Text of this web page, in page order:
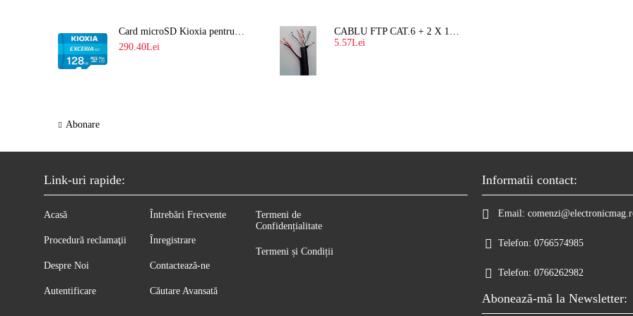
Card microSD Kioxia pentru CCTV cu capacitate memorie 128GB Ultra HD 4K LMEX2L128GG2
290.40Lei
Abonare
CABLU FTP CAT.6 + 2 X 1.5 MM2 ( LITAT ) CU SUFA
5.57Lei
Link-uri rapide:
Acasă
Procedură reclamaţii
Despre Noi
Autentificare
Întrebări Frecvente
Înregistrare
Contactează-ne
Căutare Avansată
Termeni de
Confidențialitate
Termeni și Condiții
Informatii contact:
Email:
Telefon: 0766574985
Telefon: 0766262982
Abonează-mă la Newsletter: